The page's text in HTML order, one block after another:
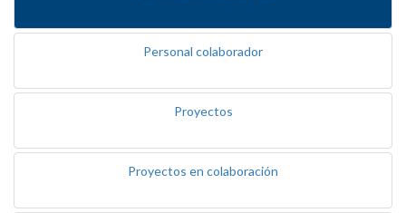
Personal colaborador
Proyectos
Proyectos en colaboración